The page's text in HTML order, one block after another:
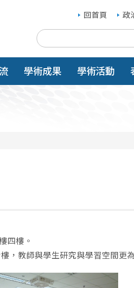
回首頁 政
學術成果 學術活動
四樓。
，教師與學生研究與學習空間更